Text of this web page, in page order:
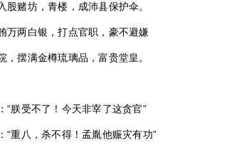
股赌坊，青楼，成沛县保护伞。
万两白银，打点官职，豪不避嫌
，摆满金樽琉璃品，富贵堂皇。
“朕受不了！今天非宰了这贪官”
“重八，杀不得！孟胤他赈灾有功”